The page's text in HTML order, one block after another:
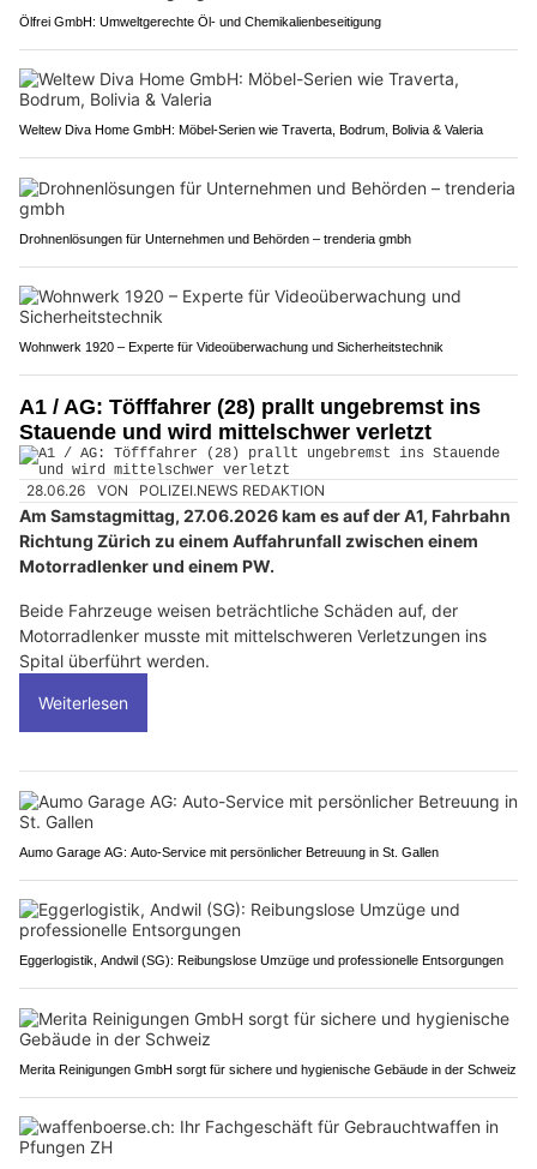
Ölfrei GmbH: Umweltgerechte Öl- und Chemikalienbeseitigung
Weltew Diva Home GmbH: Möbel-Serien wie Traverta, Bodrum, Bolivia & Valeria
Drohnenlösungen für Unternehmen und Behörden – trenderia gmbh
Wohnwerk 1920 – Experte für Videoüberwachung und Sicherheitstechnik
A1 / AG: Töfffahrer (28) prallt ungebremst ins
Stauende und wird mittelschwer verletzt
28.06.26 VON POLIZEI.NEWS REDAKTION
Am Samstagmittag, 27.06.2026 kam es auf der A1, Fahrbahn
Richtung Zürich zu einem Auffahrunfall zwischen einem
Motorradlenker und einem PW.
Beide Fahrzeuge weisen beträchtliche Schäden auf, der
Motorradlenker musste mit mittelschweren Verletzungen ins
Spital überführt werden.
Weiterlesen
Aumo Garage AG: Auto-Service mit persönlicher Betreuung in St. Gallen
Eggerlogistik, Andwil (SG): Reibungslose Umzüge und professionelle Entsorgungen
Merita Reinigungen GmbH sorgt für sichere und hygienische Gebäude in der Schweiz